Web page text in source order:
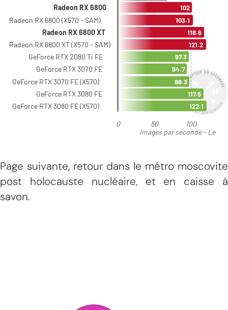
Page suivante, retour dans le métro moscovite
post holocauste nucléaire, et en caisse à
savon.